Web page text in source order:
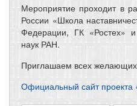
Мероприятие проходит в
России «Школа
Федерации, ГК «Ростех»
наук РАН.
Приглашаем всех
Официальный сайт проекта